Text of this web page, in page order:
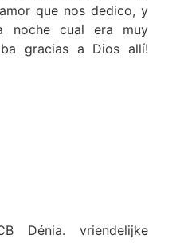
que nos dedico, y
noche cual era muy
gracias a Dios allí!
Dénia. vriendelijke